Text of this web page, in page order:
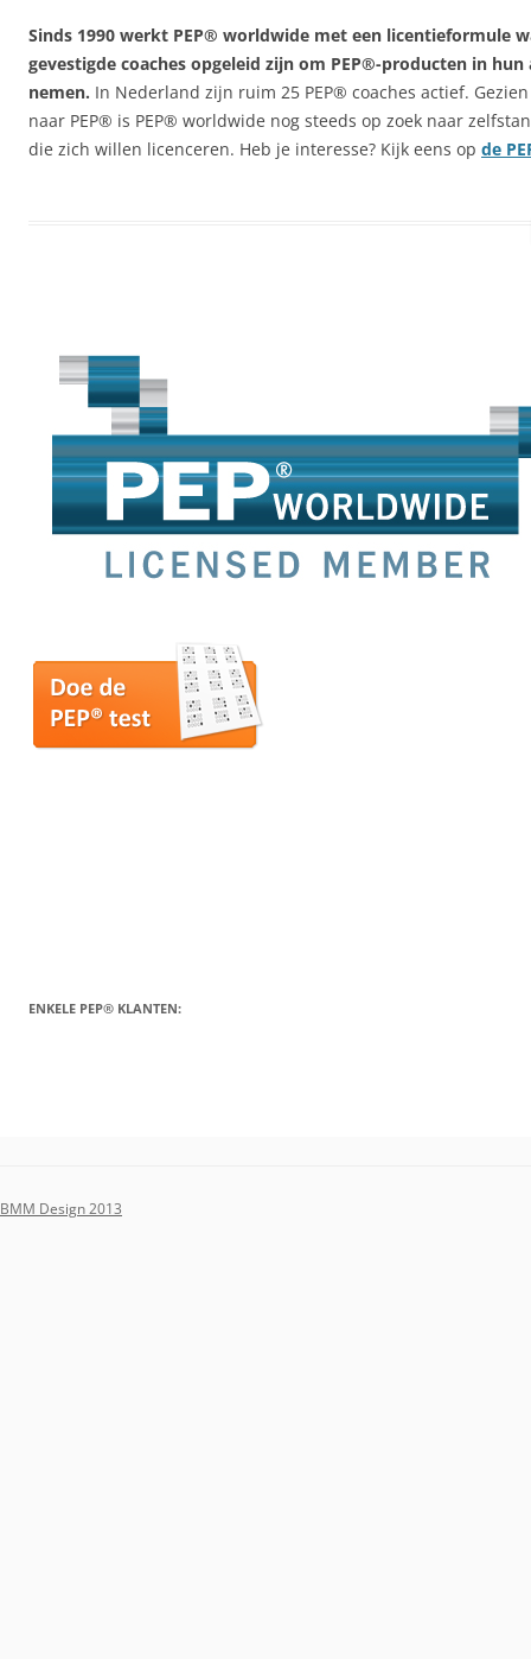
Sinds 1990 werkt PEP® worldwide met een licentieformule
gevestigde coaches opgeleid zijn om PEP®-producten in
nemen. In Nederland zijn ruim 25 PEP® coaches actief.
naar PEP® is PEP® worldwide nog steeds op zoek naar
die zich willen licenceren. Heb je interesse? Kijk eens op de
ENKELE PEP® KLANTEN:
BMM Design 2013